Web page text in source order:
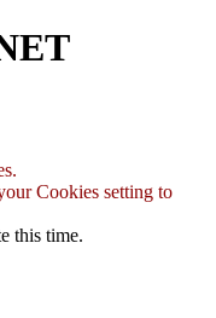
Cookies setting to
this time.